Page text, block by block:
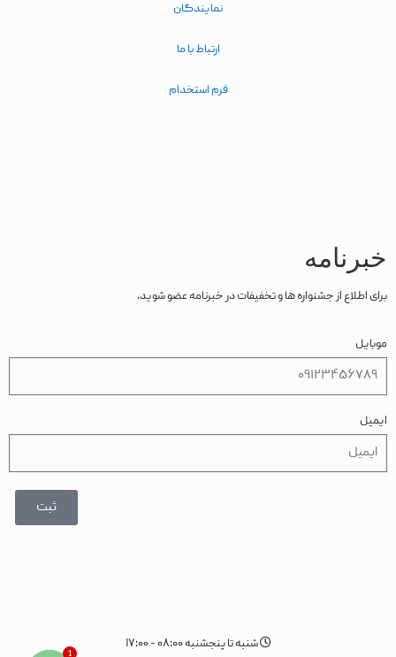
نمایندگان
ارتباط با ما
فرم استخدام
خبرنامه
برای اطلاع از جشنواره ها و تخفیفات در خبرنامه عضو شوید.
موبایل
ایمیل
ثبت
شنبه تا پنجشنبه ۰۸:۰۰ - ۱۷:۰۰
1